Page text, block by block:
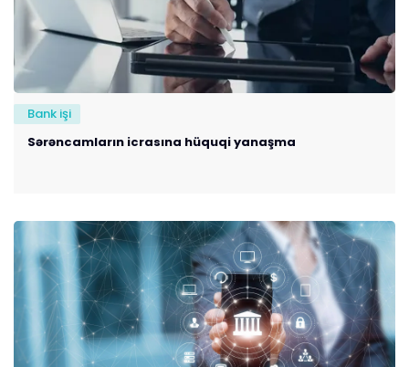
Bank işi
Sərəncamların icrasına hüquqi yanaşma